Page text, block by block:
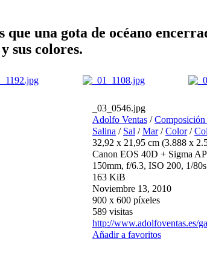
que una gota de océano
sus colores.
_03_0546.jpg
Adolfo Ventas /
Salina / Sal /Mar/Color/
32,92 x 21,95 cm (3.888 x
Canon EOS 40D + Sigma
150mm, f/6.3, ISO 200, 1/80s
163 KiB
Noviembre 13, 2010
900 x 600 píxeles
589 visitas
http://www.adolfoventas.es/
Añadir a favoritos